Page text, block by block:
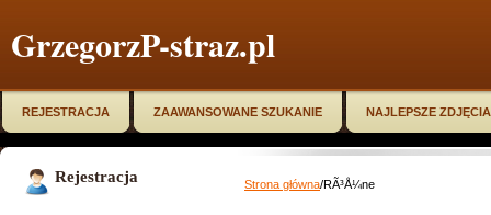
GrzegorzP-straz.pl
REJESTRACJA ZAAWANSOWANE SZUKANIE NAJLEPSZE ZDJĘCIA
Rejestracja Strona główna/RÃ³Å¼ne